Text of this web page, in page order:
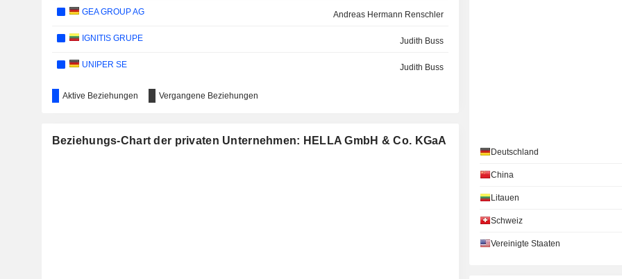
GEA GROUP AG Andreas Hermann Renschler
IGNITIS GRUPE Judith Buss
UNIPER SE Judith Buss
Aktive Beziehungen Vergangene Beziehungen
Beziehungs-Chart der privaten Unternehmen: HELLA GmbH & Co. KGaA
Deutschland
China
Litauen
Schweiz
Vereinigte Staaten